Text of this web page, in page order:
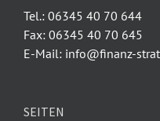
Tel.: 06345 40 70 644
Fax: 06345 40 70 645
E-Mail: info@finanz-
SEITEN